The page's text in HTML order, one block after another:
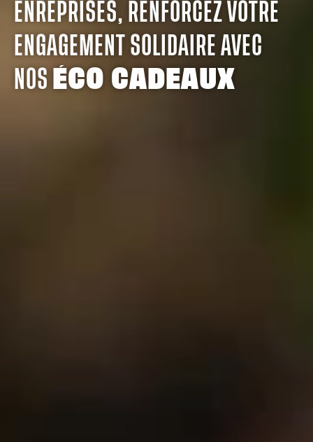
ENREPRISES, RENFORCEZ VOTRE
ENGAGEMENT SOLIDAIRE AVEC
NOS ÉCO CADEAUX